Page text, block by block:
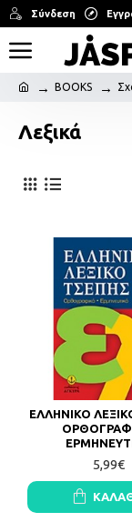
Σύνδεση
BOOKS
Λεξικά
ΕΛΛΗΝΙΚΟ
5,99€